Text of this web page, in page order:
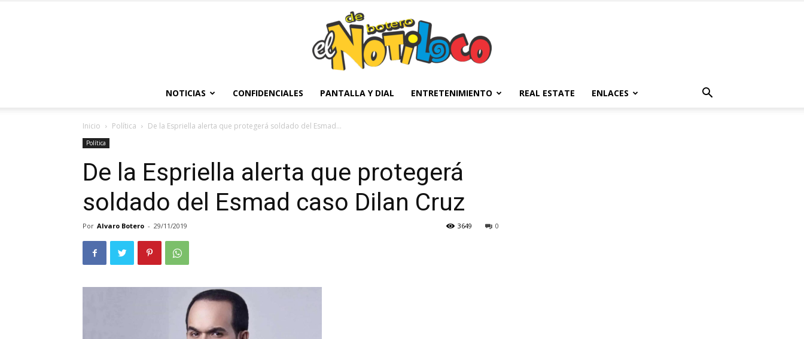
Notiloco
NOTICIAS CONFIDENCIALES PANTALLA Y DIAL ENTRETENIMIENTO REAL ESTATE ENLACES
Inicio Política De la Espriella alerta que protegerá soldado del Esmad...
Política
De la Espriella alerta que protegerá
soldado del Esmad caso Dilan Cruz
Por Alvaro Botero - 29/11/2019 0
3649